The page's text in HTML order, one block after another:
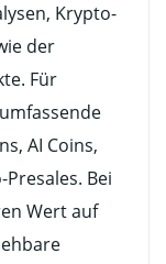
Krypto-
der
Für
AI Coins,
Bei
Wert auf